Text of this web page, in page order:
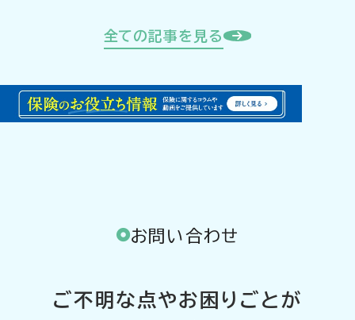
全ての記事を見る
お問い合わせ
ご不明な点やお困りごとが